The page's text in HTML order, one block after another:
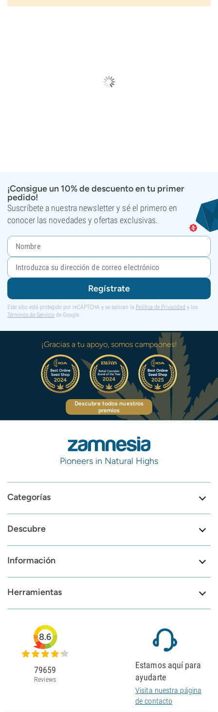
¡Consigue un 10% de descuento en tu primer
pedido!
Suscríbete a nuestra newsletter y sé el primero en
conocer las novedades y ofertas exclusivas.
Regístrate
Este sitio está protegido por reCAPTCHA y se aplican la Política de Privacidad y los
Términos de Servicio de Google.
¡Gracias a tu apoyo, somos campeones!
Descubre todos nuestros
premios
Pioneers in Natural Highs
Categorías
Descubre
Información
Herramientas
8.6
79659
Reviews
Estamos aquí para
ayudarte
Visita nuestra página
de contacto